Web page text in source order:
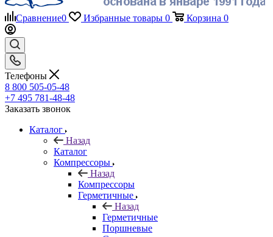
Сравнение0 Избранные товары 0 Корзина 0
Телефоны
8 800 505-05-48
+7 495 781-48-48
Заказать звонок
Каталог
Назад
Каталог
Компрессоры
Назад
Компрессоры
Герметичные
Назад
Герметичные
Поршневые